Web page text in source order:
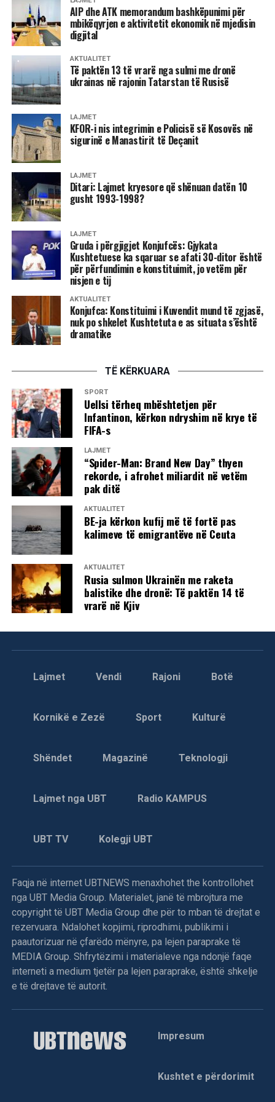
diseksioneve akute dhe kronike të aortës, si dhe
korrigjimin e defekteve kongjenitale të zemrës tek
pacientët e rritur.
Për pacientët me patologji komplekse, United Hospital
ofron edhe procedura të kombinuara, ku ndërhyrjet
koronare, valvulare dhe aortike realizohen në të njëjtën
seancë operative, përmes një bashkëpunimi të ngushtë
ndërmjet kardiokirurgut, kardiologut, anesteziologut dhe
ekipit multidisiplinar.
Filozofia e United Hospital mbështetet në ofrimin e
kujdesit shëndetësor të bazuar në evidencë shkencore,
inovacion teknologjik dhe standarde të larta profesionale,
duke e vendosur pacientin në qendër të çdo
vendimmarrjeje klinike. Investimet e vazhdueshme në
teknologji, aparatura moderne dhe burime njerëzore të
specializuara e kanë bërë spitalin një adresë të
rëndësishme për trajtimin e patologjive komplekse në
“Zemra juaj meriton kujdesin e profesionistëve” mbetet
filozofia që udhëheq këtë shërbim, duke synuar
diagnostikim të hershëm, trajtim kirurgjikal cilësor dhe
përditshme.
Për informata shtesë dhe rezervimin e një vizite ose
konsulte kardiokirurgjikale me Dr. Sulejman Kusin,
pacientët mund të kontaktojnë United Hospital në numrat:
📞 038 60 70 70 | 046 60 70 70
📍 M2 Prishtinë–Ferizaj, Km 7, Prishtinë, Kosovë
AIP dhe ATK memorandum bashkëpunimi për
mbikëqyrjen e aktivitetit ekonomik në mjedisin
digjital
AKTUALITET
Të paktën 13 të vrarë nga sulmi me dronë
ukrainas në rajonin Tatarstan të Rusisë
LAJMET
KFOR-i nis integrimin e Policisë së Kosovës në
sigurinë e Manastirit të Deçanit
LAJMET
Ditari: Lajmet kryesore që shënuan datën 10
gusht 1993-1998?
LAJMET
Gruda i përgjigjet Konjufcës: Gjykata
Kushtetuese ka sqaruar se afati 30-ditor është
për përfundimin e konstituimit, jo vetëm për
nisjen e tij
AKTUALITET
Konjufca: Konstituimi i Kuvendit mund të zgjasë,
nuk po shkelet Kushtetuta e as situata s’është
dramatike
TË KËRKUARA
SPORT
Uellsi tërheq mbështetjen për
Infantinon, kërkon ndryshim në krye të
FIFA-s
LAJMET
“Spider-Man: Brand New Day” thyen
rekorde, i afrohet miliardit në vetëm
pak ditë
AKTUALITET
BE-ja kërkon kufij më të fortë pas
kalimeve të emigrantëve në Ceuta
AKTUALITET
Rusia sulmon Ukrainën me raketa
balistike dhe dronë: Të paktën 14 të
vrarë në Kjiv
Lajmet Vendi Rajoni Botë
Kornikë e Zezë Sport Kulturë
Shëndet Magazinë Teknologji
Lajmet nga UBT Radio KAMPUS
UBT TV Kolegji UBT
Faqja në internet UBTNEWS menaxhohet the kontrollohet
nga UBT Media Group. Materialet, janë të mbrojtura me
copyright të UBT Media Group dhe për to mban të drejtat e
rezervuara. Ndalohet kopjimi, riprodhimi, publikimi i
paautorizuar në çfarëdo mënyre, pa lejen paraprake të
MEDIA Group. Shfrytëzimi i materialeve nga ndonjë faqe
interneti a medium tjetër pa lejen paraprake, është shkelje
e të drejtave të autorit.
Impresum
Kushtet e përdorimit